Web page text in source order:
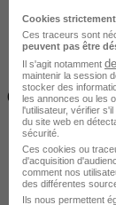
(14h)
Cookies
Ces traceurs sont
peuvent pas être
Il s'agit notamment
maintenir la session
stocker des
les annonces ou les
l'utilisateur, vérifier
du site web en
sécurité.
Ces cookies ou
d'acquisition
comment nos
des différentes
Ils nous permettent